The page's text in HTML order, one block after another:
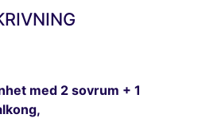
med 2 sovrum + 1